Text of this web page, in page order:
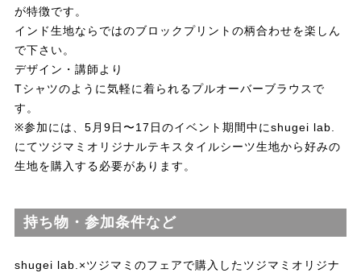
が特徴です。
インド生地ならではのブロックプリントの柄合わせを楽しん
で下さい。
デザイン・講師より
Tシャツのように気軽に着られるプルオーバーブラウスで
す。
※参加には、5月9日〜17日のイベント期間中にshugei lab.
にてツジマミオリジナルテキスタイルシーツ生地から好みの
生地を購入する必要があります。
持ち物・参加条件など
shugei lab.×ツジマミのフェアで購入したツジマミオリジナ